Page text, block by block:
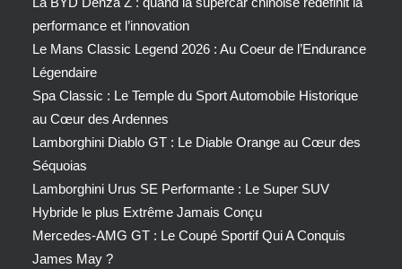
performance et l’innovation
Le Mans Classic Legend 2026 : Au Coeur de l’Endurance
Légendaire
Spa Classic : Le Temple du Sport Automobile Historique
au Cœur des Ardennes
Lamborghini Diablo GT : Le Diable Orange au Cœur des
Séquoias
Lamborghini Urus SE Performante : Le Super SUV
Hybride le plus Extrême Jamais Conçu
Mercedes-AMG GT : Le Coupé Sportif Qui A Conquis
James May ?